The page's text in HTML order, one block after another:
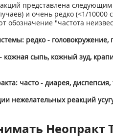
представлена следующим
и очень редко (<1/
"частота
редко - головокружение,
сыпь, кожный зуд,
часто - диарея,
нежелательных реакций
Неопракт